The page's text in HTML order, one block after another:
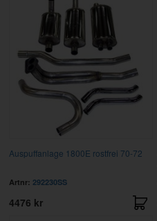
Auspuffanlage 1800E rostfrei 70-72
Artnr: 292230SS
4476 kr